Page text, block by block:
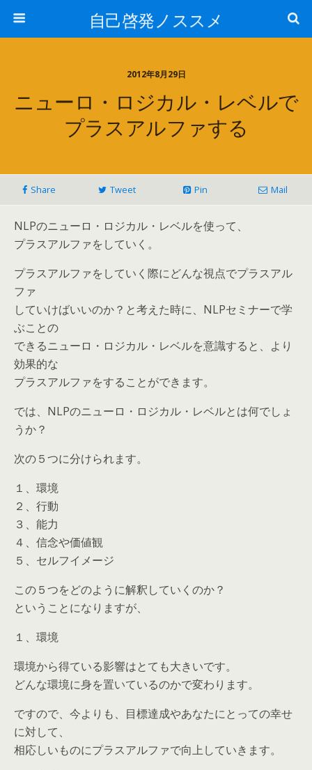
自己啓発ノススメ
2012年8月29日
ニューロ・ロジカル・レベルで
プラスアルファする
Share Tweet Pin Mail
NLPのニューロ・ロジカル・レベルを使って、
プラスアルファをしていく。
プラスアルファをしていく際にどんな視点でプラスアル
ファ
していけばいいのか？と考えた時に、NLPセミナーで学
ぶことの
できるニューロ・ロジカル・レベルを意識すると、より
効果的な
プラスアルファをすることができます。
では、NLPのニューロ・ロジカル・レベルとは何でしょ
うか？
次の５つに分けられます。
１、環境
２、行動
３、能力
４、信念や価値観
５、セルフイメージ
この５つをどのように解釈していくのか？
ということになりますが、
１、環境
環境から得ている影響はとても大きいです。
どんな環境に身を置いているのかで変わります。
ですので、今よりも、目標達成やあなたにとっての幸せ
に対して、
相応しいものにプラスアルファで向上していきます。